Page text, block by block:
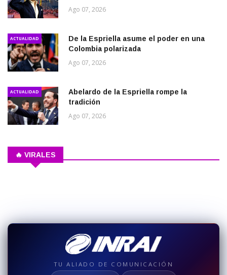
Ago 07, 2026
ACTUALIDAD
De la Espriella asume el poder en una
Colombia polarizada
Ago 07, 2026
ACTUALIDAD
Abelardo de la Espriella rompe la
tradición
Ago 07, 2026
🔥 VIRALES
TU ALIADO DE COMUNICACIÓN